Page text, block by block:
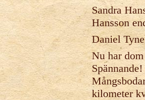
Sandra
Hansson
Daniel
Nu har
kilometer